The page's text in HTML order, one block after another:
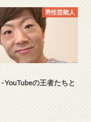
男性芸能人
YouTubeの王者たちと